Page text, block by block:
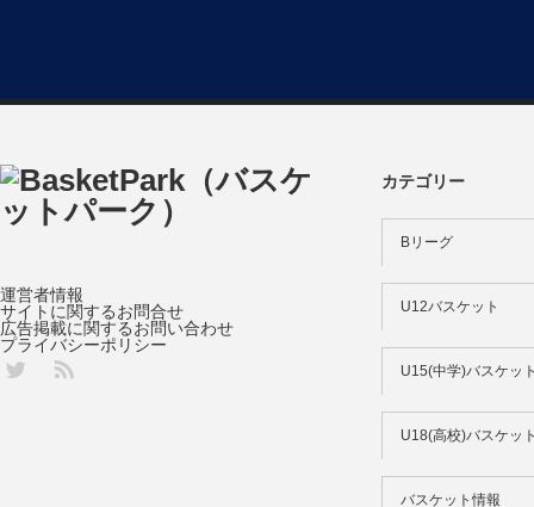
カテゴリー
Bリーグ
U12バスケット
U15(中学)バスケッ
U18(高校)バスケッ
バスケット情報
運営者情報
サイトに関するお問合せ
広告掲載に関するお問い合わせ
プライバシーポリシー
Twitter